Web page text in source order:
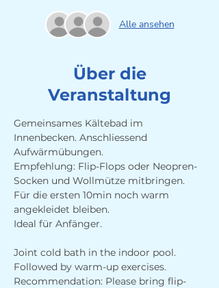
Alle ansehen
Über die
Veranstaltung
Gemeinsames Kältebad im
Innenbecken. Anschliessend
Aufwärmübungen.
Empfehlung: Flip-Flops oder Neopren-
Socken und Wollmütze mitbringen.
Für die ersten 10min noch warm
angekleidet bleiben.
Ideal für Anfänger.
Joint cold bath in the indoor pool.
Followed by warm-up exercises.
Recommendation: Please bring flip-